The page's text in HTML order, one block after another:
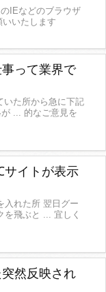
IEなどのブラウザ
いたします
って業界で
いた所から急に下記
... 的なご意見を
サイトが表示
入れた所 翌日グー
を飛ぶと ... 宜しく
然反映され